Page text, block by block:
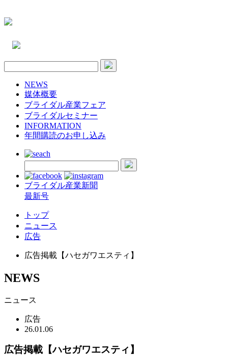
NEWS
媒体概要
ブライダル産業フェア
ブライダルセミナー
INFORMATION
年間購読のお申し込み
ブライダル産業新聞
最新号
トップ
ニュース
広告
広告掲載【ハセガワエスティ】
NEWS
ニュース
広告
26.01.06
広告掲載【ハセガワエスティ】